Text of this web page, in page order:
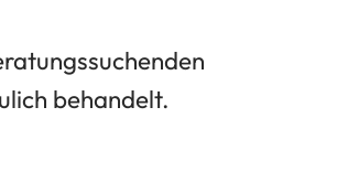
behandelt.